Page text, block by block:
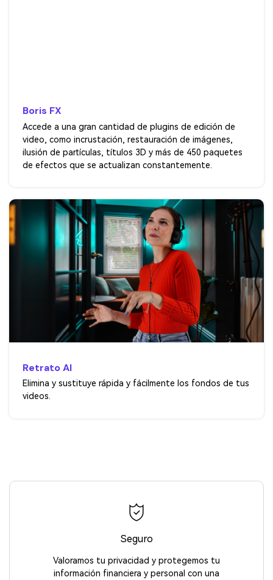
Boris FX
Accede a una gran cantidad de plugins de edición de
video, como incrustación, restauración de imágenes,
ilusión de partículas, títulos 3D y más de 450 paquetes
de efectos que se actualizan constantemente.
Retrato AI
Elimina y sustituye rápida y fácilmente los fondos de tus
videos.
Seguro
Valoramos tu privacidad y protegemos tu
información financiera y personal con una